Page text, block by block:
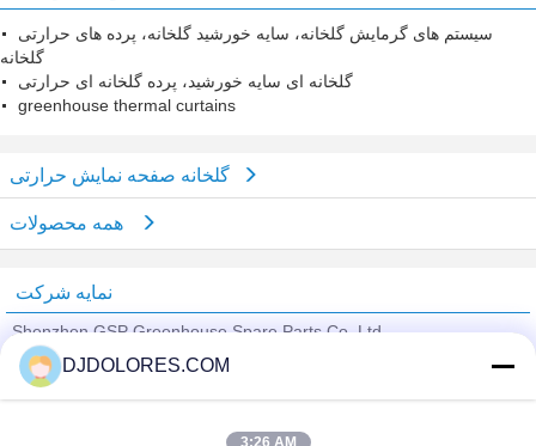
سیستم های گرمایش گلخانه، سایه خورشید گلخانه، پرده های حرارتی
گلخانه
گلخانه ای سایه خورشید، پرده گلخانه ای حرارتی
greenhouse thermal curtains
گلخانه صفحه نمایش حرارتی
نمایه شرکت
Shenzhen GSP Greenhouse Spare Parts Co.,Ltd
تامین کنندگان تایید شده
Trust Seal
Verified Suplier
DJDOLORES.COM
3:26 AM